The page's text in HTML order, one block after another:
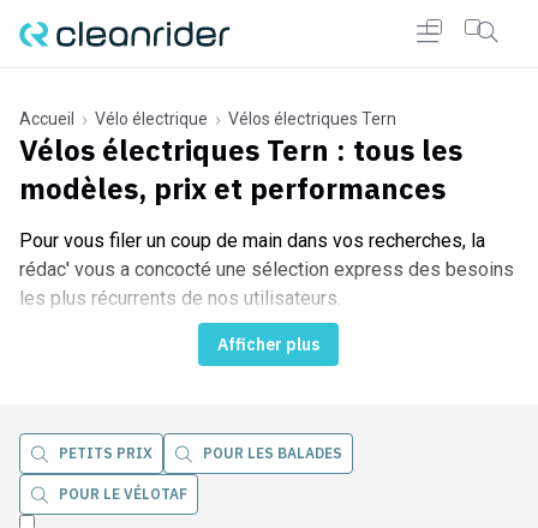
Accueil Vélo électrique Vélos électriques Tern
Vélos électriques Tern : tous les
modèles, prix et performances
Pour vous filer un coup de main dans vos recherches, la
rédac' vous a concocté une sélection express des besoins
les plus récurrents de nos utilisateurs.
Afficher plus
PETITS PRIX POUR LES BALADES
POUR LE VÉLOTAF
Cleanrider